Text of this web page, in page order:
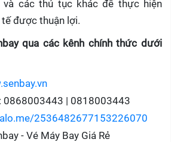
và các thủ tục khác để thực hiện
được thuận lợi.
qua các kênh chính thức dưới
0868003443 | 0818003443
2536482677153226070
- Vé Máy Bay Giá Rẻ